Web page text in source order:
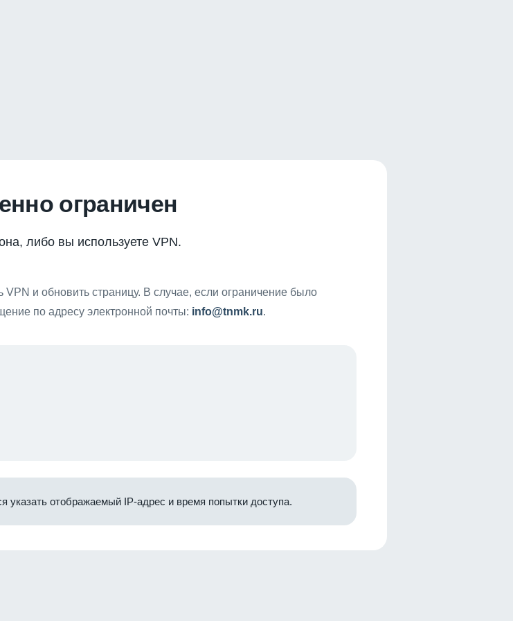
ограничен
либо вы используете VPN.
и обновить страницу. В случае, если ограничение было
по адресу электронной почты: info@tnmk.ru.
отображаемый IP-адрес и время попытки доступа.